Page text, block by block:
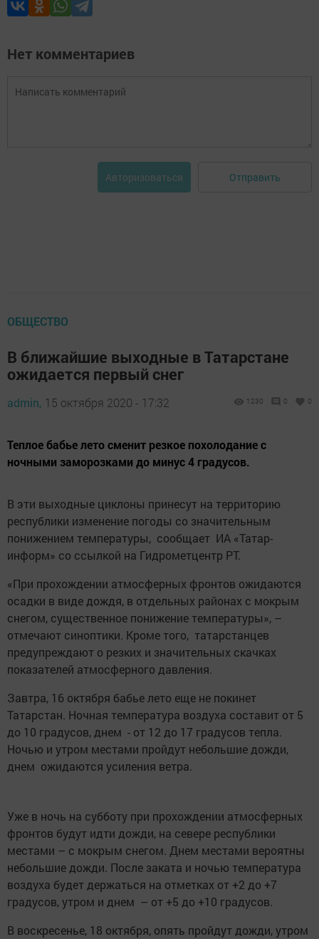
Нет комментариев
Авторизоваться Отправить
ОБЩЕСТВО
В ближайшие выходные в Татарстане
ожидается первый снег
admin, 15 октября 2020 - 17:32 1230 0 0
Теплое бабье лето сменит резкое похолодание с
ночными заморозками до минус 4 градусов.
В эти выходные циклоны принесут на территорию
республики изменение погоды со значительным
понижением температуры, сообщает ИА «Татар-
информ» со ссылкой на Гидрометцентр РТ.
«При прохождении атмосферных фронтов ожидаются
осадки в виде дождя, в отдельных районах с мокрым
снегом, существенное понижение температуры», –
отмечают синоптики. Кроме того, татарстанцев
предупреждают о резких и значительных скачках
показателей атмосферного давления.
Завтра, 16 октября бабье лето еще не покинет
Татарстан. Ночная температура воздуха составит от 5
до 10 градусов, днем - от 12 до 17 градусов тепла.
Ночью и утром местами пройдут небольшие дожди,
днем ожидаются усиления ветра.
Уже в ночь на субботу при прохождении атмосферных
фронтов будут идти дожди, на севере республики
местами – с мокрым снегом. Днем местами вероятны
небольшие дожди. После заката и ночью температура
воздуха будет держаться на отметках от +2 до +7
градусов, утром и днем – от +5 до +10 градусов.
В воскресенье, 18 октября, опять пройдут дожди, утром